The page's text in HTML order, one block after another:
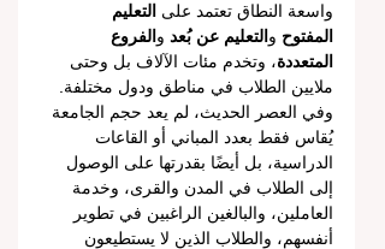
واسعة النطاق تعتمد على التعليم
المفتوح و التعليم عن بُعد و الفروع
المتعددة، وتخدم مئات الآلاف بل وحتى
ملايين الطلاب في مناطق ودول مختلفة.
وفي العصر الحديث، لم يعد حجم الجامعة
يُقاس فقط بعدد المباني أو القاعات
الدراسية، بل أيضًا بقدرتها على الوصول
إلى الطلاب في المدن والقرى، وخدمة
العاملين، والبالغين الراغبين في تطوير
أنفسهم، والطلاب الذين لا يستطيعون